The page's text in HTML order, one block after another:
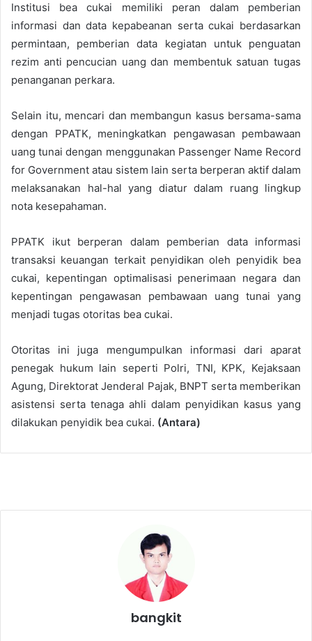
Institusi bea cukai memiliki peran dalam pemberian
informasi dan data kepabeanan serta cukai berdasarkan
permintaan, pemberian data kegiatan untuk penguatan
rezim anti pencucian uang dan membentuk satuan tugas
penanganan perkara.
Selain itu, mencari dan membangun kasus bersama-sama
dengan PPATK, meningkatkan pengawasan pembawaan
uang tunai dengan menggunakan Passenger Name Record
for Government atau sistem lain serta berperan aktif dalam
melaksanakan hal-hal yang diatur dalam ruang lingkup
nota kesepahaman.
PPATK ikut berperan dalam pemberian data informasi
transaksi keuangan terkait penyidikan oleh penyidik bea
cukai, kepentingan optimalisasi penerimaan negara dan
kepentingan pengawasan pembawaan uang tunai yang
menjadi tugas otoritas bea cukai.
Otoritas ini juga mengumpulkan informasi dari aparat
penegak hukum lain seperti Polri, TNI, KPK, Kejaksaan
Agung, Direktorat Jenderal Pajak, BNPT serta memberikan
asistensi serta tenaga ahli dalam penyidikan kasus yang
dilakukan penyidik bea cukai. (Antara)
bangkit